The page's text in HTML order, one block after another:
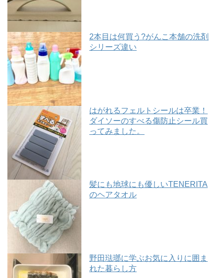
2本目は何買う?がんこ本舗の洗剤
シリーズ違い
はがれるフェルトシールは卒業！
ダイソーのすべる傷防止シール買
ってみました。
髪にも地球にも優しいTENERITA
のヘアタオル
野田琺瑯に学ぶお気に入りに囲ま
れた暮らし方